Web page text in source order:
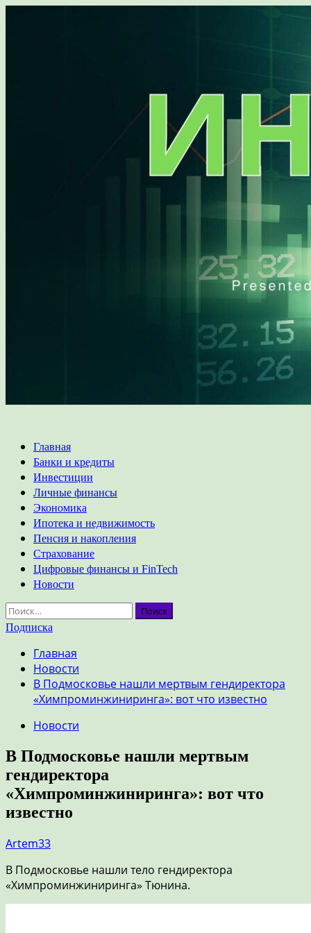
Основное
меню
Главная
Банки и кредиты
Инвестиции
Личные финансы
Экономика
Ипотека и недвижимость
Пенсия и накопления
Страхование
Цифровые финансы и FinTech
Новости
Найти:
Подписка
Главная
Новости
В Подмосковье нашли мертвым гендиректора
«Химпроминжиниринга»: вот что известно
Новости
В Подмосковье нашли мертвым
гендиректора
«Химпроминжиниринга»: вот что
известно
Artem33
В Подмосковье нашли тело гендиректора
«Химпроминжиниринга» Тюнина.